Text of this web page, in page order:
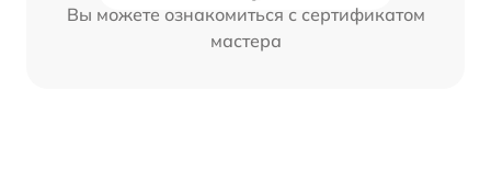
Вы можете ознакомиться с сертификатом
мастера